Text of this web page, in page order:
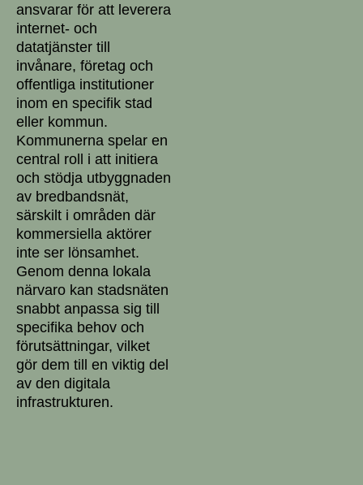
ansvarar för att leverera
internet- och
datatjänster till
invånare, företag och
offentliga institutioner
inom en specifik stad
eller kommun.
Kommunerna spelar en
central roll i att initiera
och stödja utbyggnaden
av bredbandsnät,
särskilt i områden där
kommersiella aktörer
inte ser lönsamhet.
Genom denna lokala
närvaro kan stadsnäten
snabbt anpassa sig till
specifika behov och
förutsättningar, vilket
gör dem till en viktig del
av den digitala
infrastrukturen.